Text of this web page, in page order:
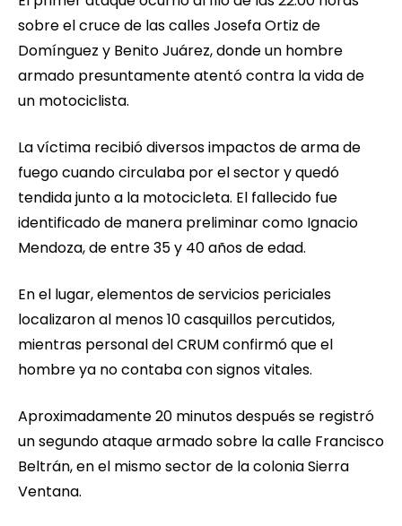
sobre el cruce de las calles Josefa Ortiz de
Domínguez y Benito Juárez, donde un hombre
armado presuntamente atentó contra la vida de
un motociclista.
La víctima recibió diversos impactos de arma de
fuego cuando circulaba por el sector y quedó
tendida junto a la motocicleta. El fallecido fue
identificado de manera preliminar como Ignacio
Mendoza, de entre 35 y 40 años de edad.
En el lugar, elementos de servicios periciales
localizaron al menos 10 casquillos percutidos,
mientras personal del CRUM confirmó que el
hombre ya no contaba con signos vitales.
Aproximadamente 20 minutos después se registró
un segundo ataque armado sobre la calle Francisco
Beltrán, en el mismo sector de la colonia Sierra
Ventana.